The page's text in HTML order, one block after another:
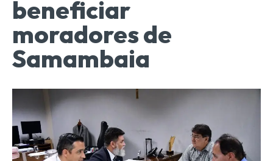
beneficiar
moradores de
Samambaia